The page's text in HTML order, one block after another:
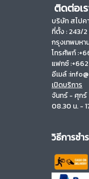
ติดต่อเ
บริษัท สไปค
ที่ตั้ง :243/2
กรุงเทพมห
โทรศัพท์
แฟกซ์
อีเมล์
เปิดบริการ
จันทร์ - ศุกร์
08.30 น. -
วิธีการชำ